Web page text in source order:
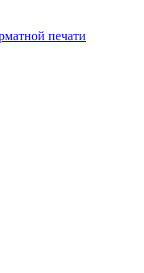
печати